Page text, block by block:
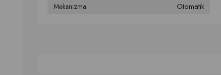
Mekanizma Otomatik